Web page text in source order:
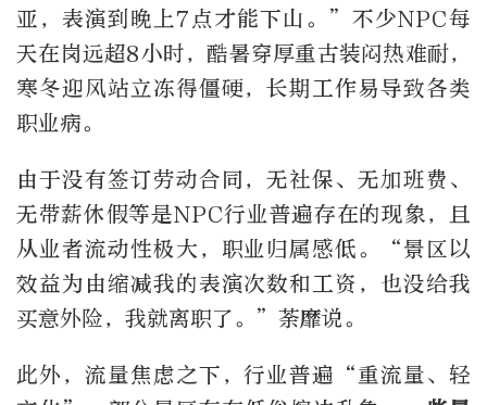
亚，表演到晚上7点才能下山。”不少NPC每
天在岗远超8小时，酷暑穿厚重古装闷热难耐，
寒冬迎风站立冻得僵硬，长期工作易导致各类
职业病。
由于没有签订劳动合同，无社保、无加班费、
无带薪休假等是NPC行业普遍存在的现象，且
从业者流动性极大，职业归属感低。“景区以
效益为由缩减我的表演次数和工资，也没给我
买意外险，我就离职了。”荼靡说。
此外，流量焦虑之下，行业普遍“重流量、轻